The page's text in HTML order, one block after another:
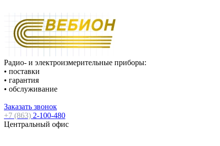
Радио- и электроизмерительные приборы:
• поставки
• гарантия
• обслуживание
Заказать звонок
+7 (863) 2-100-480
Центральный офис